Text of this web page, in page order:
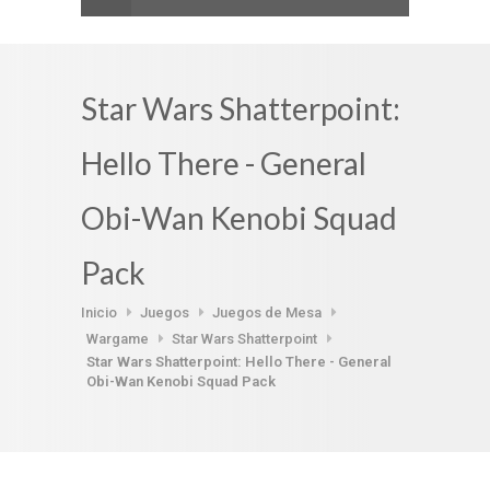
Star Wars Shatterpoint:
Hello There - General
Obi-Wan Kenobi Squad
Pack
Inicio Juegos
Juegos de Mesa
Wargame
Star Wars Shatterpoint
Star Wars Shatterpoint: Hello There - General
Obi-Wan Kenobi Squad Pack